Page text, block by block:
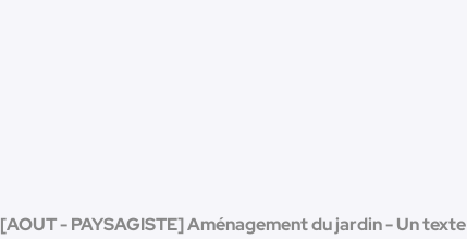
[AOUT - PAYSAGISTE] Aménagement du jardin - Un texte